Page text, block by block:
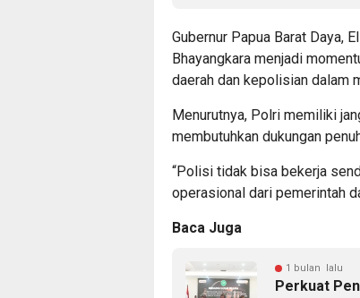
Gubernur Papua Barat Daya,
Bhayangkara menjadi
daerah dan kepolisian dalam
Menurutnya, Polri memiliki
membutuhkan dukungan
“Polisi tidak bisa bekerja
operasional dari pemerintah
Baca Juga
1 bulan lalu
Perkuat